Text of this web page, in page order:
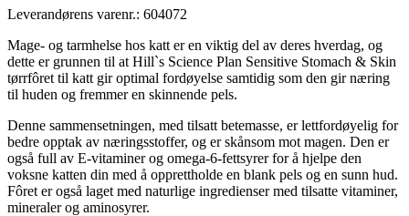
Leverandørens varenr.: 604072
Mage- og tarmhelse hos katt er en viktig del av deres hverdag, og
dette er grunnen til at Hill`s Science Plan Sensitive Stomach & Skin
tørrfôret til katt gir optimal fordøyelse samtidig som den gir næring
til huden og fremmer en skinnende pels.
Denne sammensetningen, med tilsatt betemasse, er lettfordøyelig for
bedre opptak av næringsstoffer, og er skånsom mot magen. Den er
også full av E-vitaminer og omega-6-fettsyrer for å hjelpe den
voksne katten din med å opprettholde en blank pels og en sunn hud.
Fôret er også laget med naturlige ingredienser med tilsatte vitaminer,
mineraler og aminosyrer.